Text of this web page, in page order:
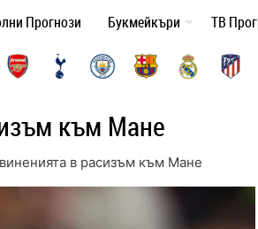
Прогнози Букмейкъри ТВ
към Мане
в расизъм към Мане